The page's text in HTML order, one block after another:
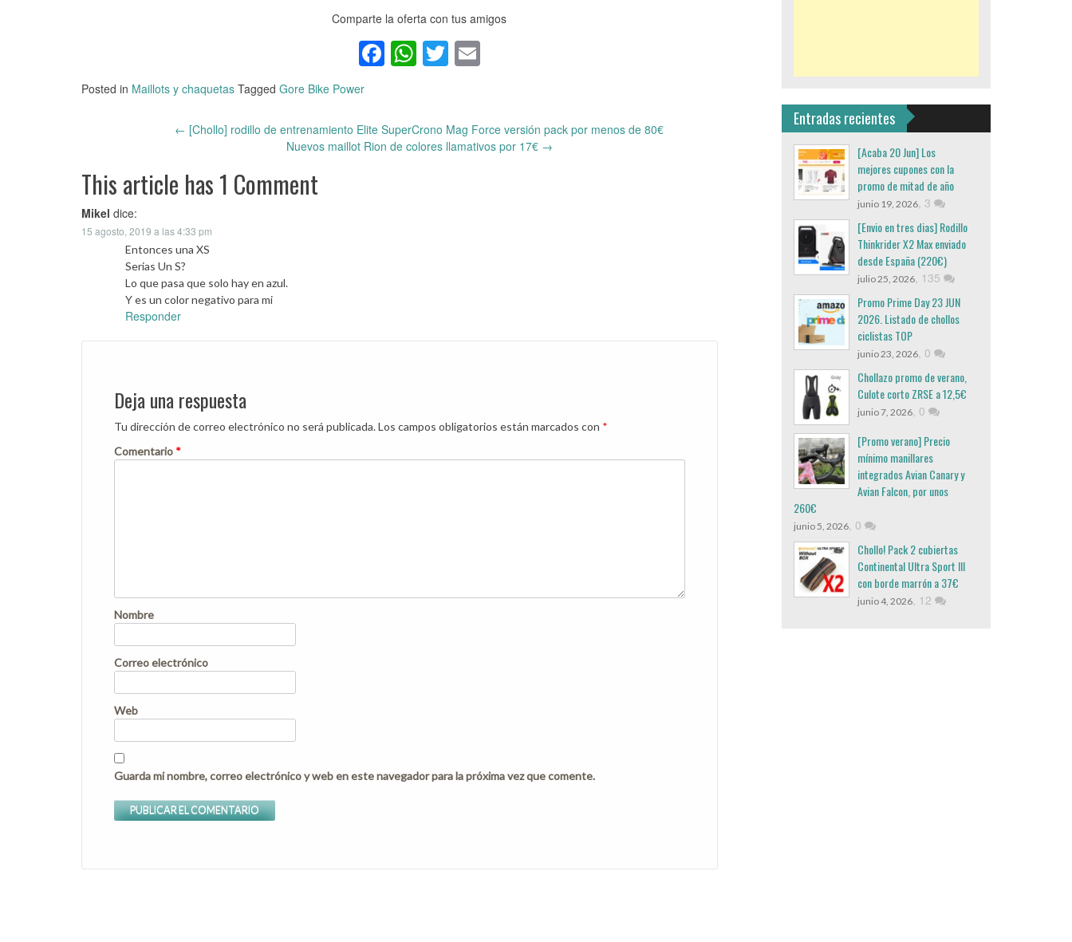
Comparte la oferta con tus amigos
Facebook
WhatsApp
Twitter
Email
Posted in Maillots y chaquetas Tagged Gore Bike Power
navigation
← [Chollo] rodillo de entrenamiento Elite SuperCrono Mag Force versión pack por menos de 80€
Nuevos maillot Rion de colores llamativos por 17€ →
This article has 1 Comment
Mikel dice:
15 agosto, 2019 a las 4:33 pm
Entonces una XS
Serias Un S?
Lo que pasa que solo hay en azul.
Y es un color negativo para mi
Responder
Deja una respuesta
Tu dirección de correo electrónico no será publicada.Los campos obligatorios están marcados con *
Comentario *
Nombre
Correo electrónico
Web
Guarda mi nombre, correo electrónico y web en este navegador para la próxima vez que comente.
Entradas recientes
[Acaba 20 Jun] Los
mejores cupones con la
promo de mitad de año
junio 19, 2026, 3
[Envio en tres dias] Rodillo
Thinkrider X2 Max enviado
desde España (220€)
julio 25, 2026, 135
Promo Prime Day 23 JUN
2026. Listado de chollos
ciclistas TOP
junio 23, 2026, 0
Chollazo promo de verano,
Culote corto ZRSE a 12,5€
junio 7, 2026, 0
[Promo verano] Precio
mínimo manillares
integrados Avian Canary y
Avian Falcon, por unos
260€
junio 5, 2026, 0
Chollo! Pack 2 cubiertas
Continental Ultra Sport III
con borde marrón a 37€
junio 4, 2026, 12